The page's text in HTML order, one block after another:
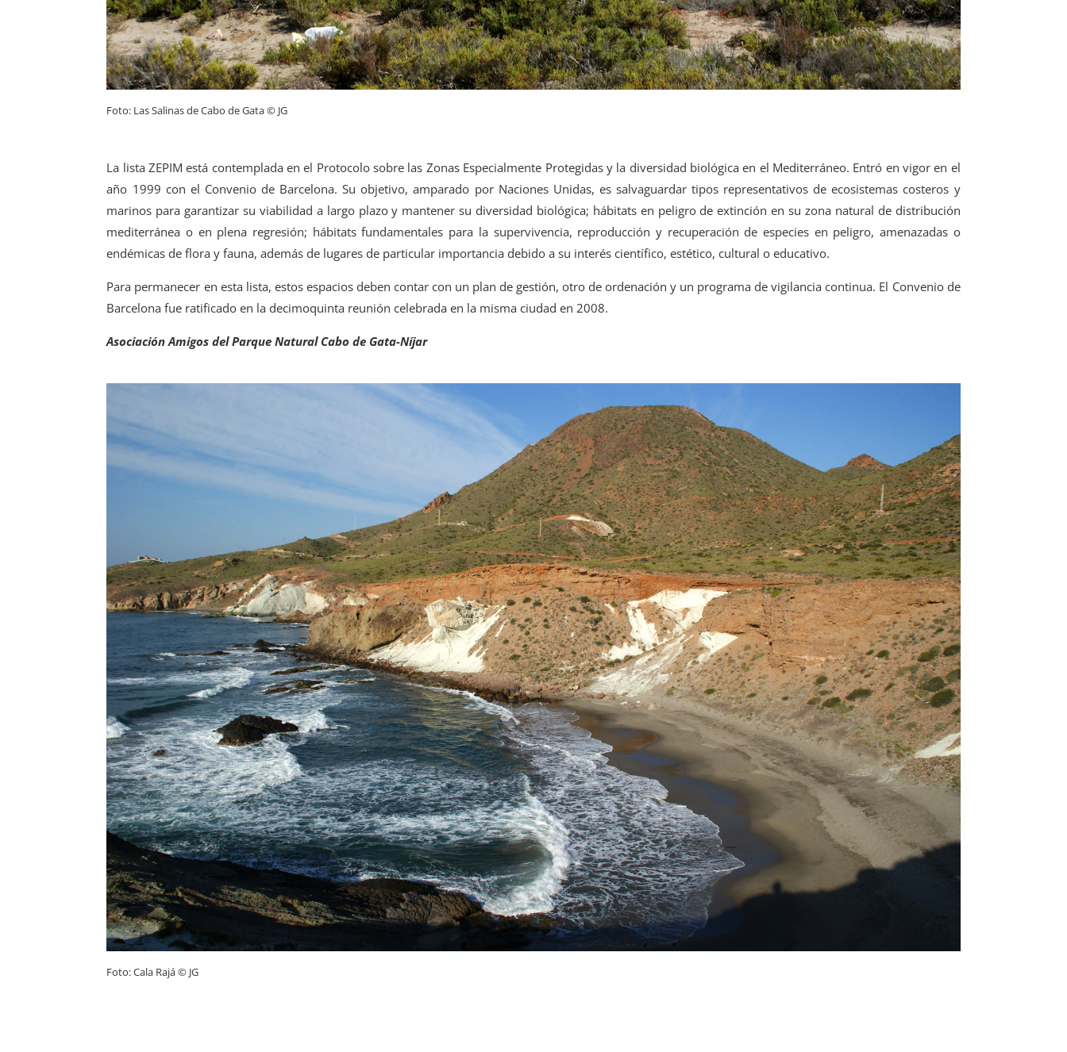
Foto: Las Salinas de Cabo de Gata © JG
La lista ZEPIM está contemplada en el Protocolo sobre las Zonas Especialmente Protegidas y la diversidad biológica en el Mediterráneo. Entró en vigor en el
año 1999 con el Convenio de Barcelona. Su objetivo, amparado por Naciones Unidas, es salvaguardar tipos representativos de ecosistemas costeros y
marinos para garantizar su viabilidad a largo plazo y mantener su diversidad biológica; hábitats en peligro de extinción en su zona natural de distribución
mediterránea o en plena regresión; hábitats fundamentales para la supervivencia, reproducción y recuperación de especies en peligro, amenazadas o
endémicas de flora y fauna, además de lugares de particular importancia debido a su interés científico, estético, cultural o educativo.
Para permanecer en esta lista, estos espacios deben contar con un plan de gestión, otro de ordenación y un programa de vigilancia continua. El Convenio de
Barcelona fue ratificado en la decimoquinta reunión celebrada en la misma ciudad en 2008.
Asociación Amigos del Parque Natural Cabo de Gata-Níjar
Foto: Cala Rajá © JG